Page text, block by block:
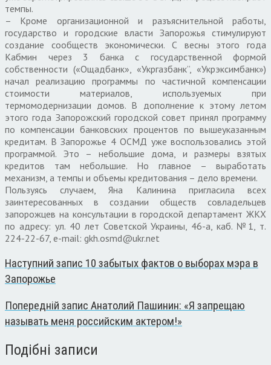
темпы.
– Кроме организационной и разъяснительной работы,
государство и городские власти Запорожья стимулируют
создание сообществ экономически. С весны этого года
Кабмин через 3 банка с государственной формой
собственности («Ощадбанк», «Укргазбанк”, «Укрэксимбанк»)
начал реализацию программы по частичной компенсации
стоимости материалов, используемых при
термомодернизации домов. В дополнение к этому летом
этого года Запорожский городской совет принял программу
по компенсации банковских процентов по вышеуказанным
кредитам. В Запорожье 4 ОСМД уже воспользовались этой
программой. Это – небольшие дома, и размеры взятых
кредитов там небольшие. Но главное – выработать
механизм, а темпы и объемы кредитования – дело времени.
Пользуясь случаем, Яна Калинина пригласила всех
заинтересованных в создании обществ совладельцев
запорожцев на консультации в городской департамент ЖКХ
по адресу: ул. 40 лет Советской Украины, 46-а, каб. №1, т.
224-22-67, e-maіl: gkh.osmd@ukr.net
Наступний запис 10 забытых фактов о выборах мэра в
Запорожье
Попередній запис Анатолий Пашинин: «Я запрещаю
называть меня российским актером!»
Подібні записи